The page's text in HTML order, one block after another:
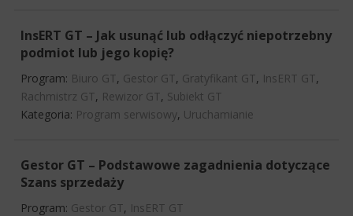
InsERT GT – Jak usunąć lub odłączyć niepotrzebny
podmiot lub jego kopię?
Program: Biuro GT, Gestor GT, Gratyfikant GT, InsERT GT,
Rachmistrz GT, Rewizor GT, Subiekt GT
Kategoria: Program serwisowy, Uruchamianie
Gestor GT – Podstawowe zagadnienia dotyczące
Szans sprzedaży
Program: Gestor GT, InsERT GT